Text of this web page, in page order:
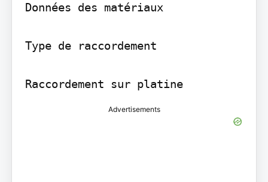
Données des matériaux
Type de raccordement
Raccordement sur platine
Advertisements